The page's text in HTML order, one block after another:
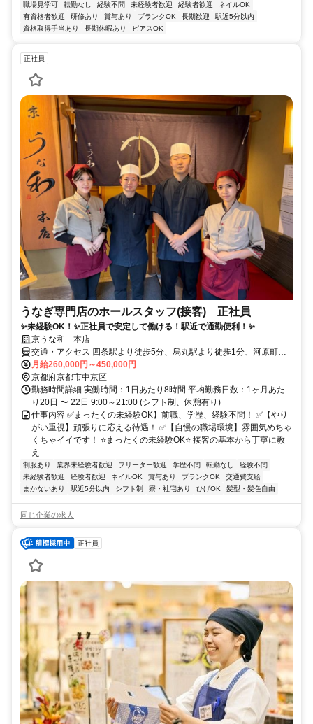
職場見学可
転勤なし 経験不問 未経験者歓迎 経験者歓迎
ネイルOK
有資格者歓迎
研修あり 賞与あり ブランクOK 長期歓迎
駅近5分以内
資格取得手当あり
長期休暇あり ピアスOK
正社員
うなぎ専門店のホールスタッフ(接客) 正社員
✨未経験OK！✨正社員で安定して働ける！駅近で通勤便利！✨
京うな和 本店
交通・アクセス 四条駅より徒歩5分、烏丸駅より徒歩1分、河原町駅
より徒歩3分
月給260,000円～450,000円
京都府京都市中京区
勤務時間詳細 実働時間：1日あたり8時間 平均勤務日数：1ヶ月あた
り20日 〜 22日 9:00～21:00 (シフト制、休憩有り)
仕事内容 ✅まったくの未経験OK】前職、学歴、経験不問！ ✅【やり
がい重視】頑張りに応える待遇！ ✅【自慢の職場環境】雰囲気めちゃ
くちゃイイです！ ⭐まったくの未経験OK⭐ 接客の基本から丁寧に教
え...
制服あり 業界未経験者歓迎 フリーター歓迎 学歴不問 転勤なし
経験不問
未経験者歓迎
経験者歓迎 ネイルOK 賞与あり ブランクOK
交通費支給
まかないあり
駅近5分以内 シフト制 寮・社宅あり ひげOK 髪型・髪色自由
同じ企業の求人
正社員